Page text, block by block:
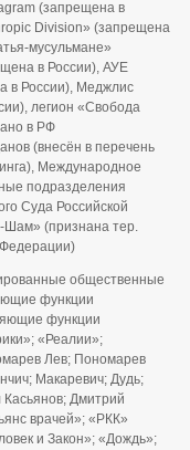
(запрещена в
Division» (запрещена
мусульмане»
в России), АУЕ
в России), Меджлис
легион «Свобода
в РФ
(внесён в перечень
Международное
подразделения
Суда Российской
Шам» (признана тер.
общественные
функции
функции
«Реалии»;
Лев; Пономарев
Макаревич; Дудь;
Дмитрий
врачей»; «РКК»
и Закон»; «Дождь»;